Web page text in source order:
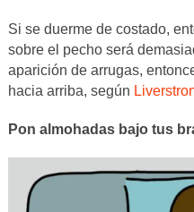
Si se duerme de costado,
sobre el pecho será
aparición de arrugas,
hacia arriba, según
Pon almohadas bajo tus